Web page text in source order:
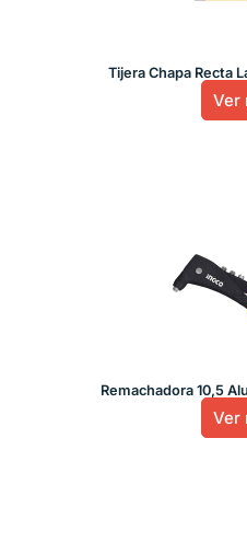
Tijera Chapa Recta
Ver
Remachadora 10,5
Ver